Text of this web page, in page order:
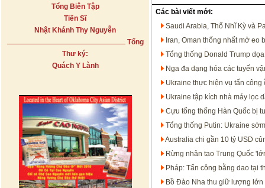
Tổng Biên Tập
Tiến Sĩ
Nhật Khánh Thy Nguyễn
Tổng
Thư ký:
Quách Y Lành
Các bài viết mới:
Saudi Arabia, Thổ Nhĩ Kỳ và
Iran, Oman thống nhất mở eo
Tổng thống Donald Trump
Nga đa dạng hóa các tuyến
Ukraine thực hiện vụ tấn công
Ukraine tập kích nhà máy lọc
Cựu tổng thống Hàn Quốc bị
Tổng thống Putin: Ukraine
Australia chi gần 10 tỷ USD
Rừng nhân tạo Trung Quốc
Pháp: Tấn công bằng dao tại
Bồ Đào Nha thu giữ lượng